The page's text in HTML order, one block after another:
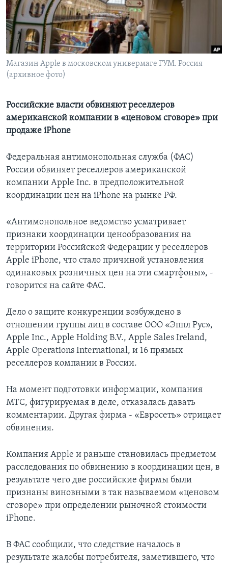
Learning English
СОЦИАЛЬНЫЕ СЕТИ
Магазин Apple в московском универмаге ГУМ. Россия
(архивное фото)
Российские власти обвиняют реселлеров
американской компании в «ценовом сговоре» при
продаже iPhone
Федеральная антимонопольная служба (ФАС)
России обвиняет реселлеров американской
компании Apple Inc. в предположительной
координации цен на iPhone на рынке РФ.
«Антимонопольное ведомство усматривает
признаки координации ценообразования на
территории Российской Федерации у реселлеров
Apple iPhone, что стало причиной установления
одинаковых розничных цен на эти смартфоны», -
говорится на сайте ФАС.
Дело о защите конкуренции возбуждено в
отношении группы лиц в составе ООО «Эппл Рус»,
Apple Inc., Apple Holding B.V., Apple Sales Ireland,
Apple Operations International, и 16 прямых
реселлеров компании в России.
На момент подготовки информации, компания
МТС, фигурируемая в деле, отказалась давать
комментарии. Другая фирма - «Евросеть» отрицает
обвинения.
Компания Apple и раньше становилась предметом
расследования по обвинению в координации цен, в
результате чего две российские фирмы были
признаны виновными в так называемом «ценовом
сговоре» при определении рыночной стоимости
iPhone.
В ФАС сообщили, что следствие началось в
результате жалобы потребителя, заметившего, что